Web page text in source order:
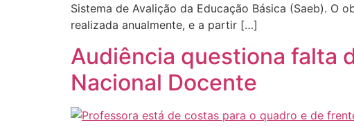
Sistema de Avalição da Educação Básica (Saeb). O
realizada anualmente, e a partir […]
Audiência questiona falta
Nacional Docente